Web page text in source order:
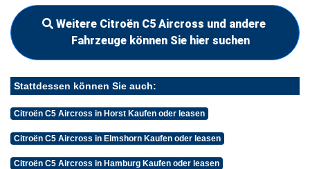
Weitere Citroën C5 Aircross und andere
Fahrzeuge können Sie hier suchen
Stattdessen können Sie auch:
Citroën C5 Aircross in Horst Kaufen oder leasen
Citroën C5 Aircross in Elmshorn Kaufen oder leasen
Citroën C5 Aircross in Hamburg Kaufen oder leasen